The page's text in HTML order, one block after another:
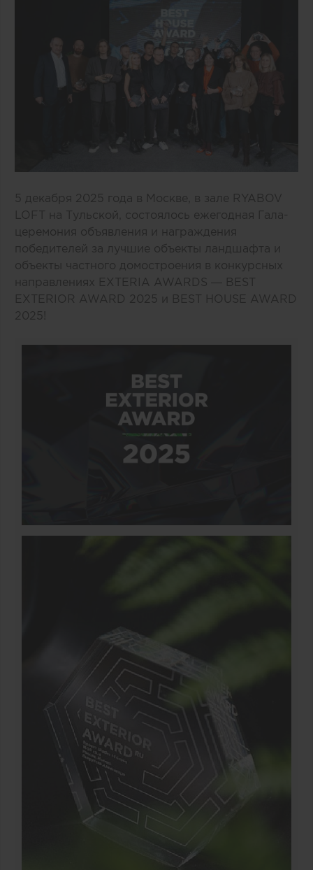
5 декабря 2025 года в Москве, в зале RYABOV
LOFT на Тульской, состоялось ежегодная Гала-
церемония объявления и награждения
победителей за лучшие объекты ландшафта и
объекты частного домостроения в конкурсных
направлениях EXTERIA AWARDS — BEST
EXTERIOR AWARD 2025 и BEST HOUSE AWARD
2025!